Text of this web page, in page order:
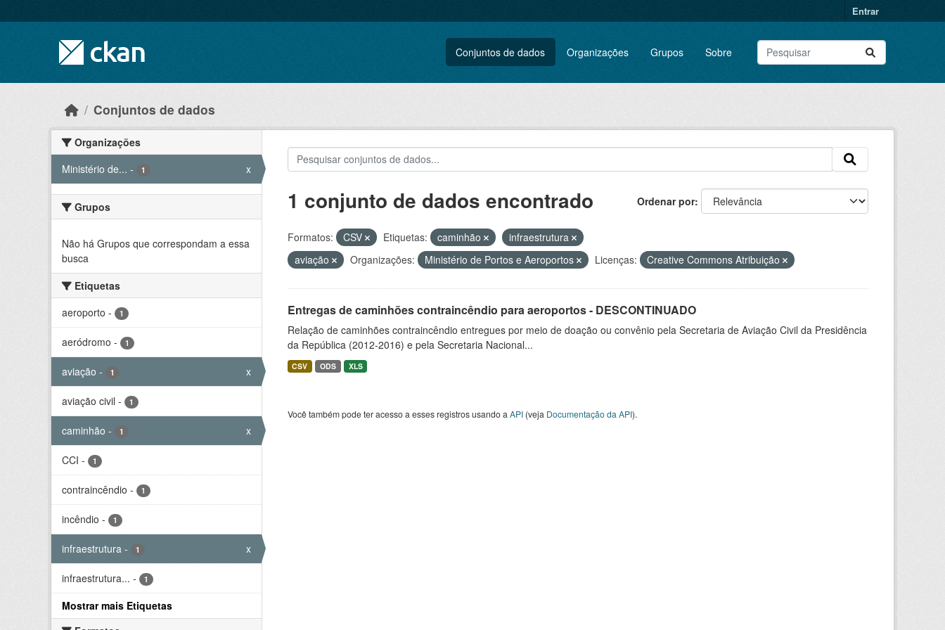
Entrar
Conjuntos de dados Organizações Grupos Sobre
Conjuntos de dados
Organizações
Ministério de... - 1 x
Grupos
Não há Grupos que correspondam a essa
busca
Etiquetas
aeroporto - 1
aeródromo - 1
aviação - 1 x
aviação civil - 1
caminhão - 1 x
CCI - 1
contraincêndio - 1
incêndio - 1
infraestrutura - 1 x
infraestrutura... - 1
Mostrar mais Etiquetas
Ordenar por
1 conjunto de dados encontrado
Formatos: CSV Etiquetas: caminhão
infraestrutura
aviação
Organizações: Ministério de Portos e Aeroportos Licenças: Creative Commons Atribuição
Entregas de caminhões contraincêndio para aeroportos - DESCONTINUADO
Relação de caminhões contraincêndio entregues por meio de doação ou convênio pela Secretaria de Aviação Civil da Presidência
da República (2012-2016) e pela Secretaria Nacional...
CSV ODS XLS
Você também pode ter acesso a esses registros usando a API(veja Documentação da API).